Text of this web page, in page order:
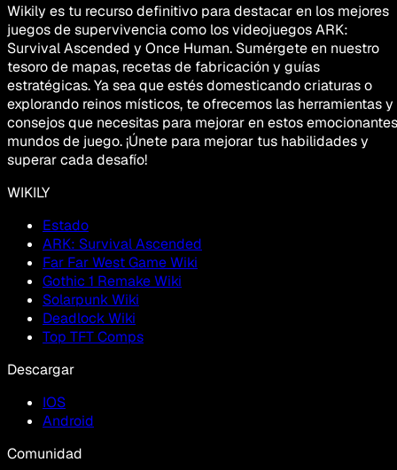
Wikily es tu recurso definitivo para destacar en los mejores
juegos de supervivencia como los videojuegos ARK:
Survival Ascended y Once Human. Sumérgete en nuestro
tesoro de mapas, recetas de fabricación y guías
estratégicas. Ya sea que estés domesticando criaturas o
explorando reinos místicos, te ofrecemos las herramientas y
consejos que necesitas para mejorar en estos emocionantes
mundos de juego. ¡Únete para mejorar tus habilidades y
superar cada desafío!
WIKILY
Estado
ARK: Survival Ascended
Far Far West Game Wiki
Gothic 1 Remake Wiki
Solarpunk Wiki
Deadlock Wiki
Top TFT Comps
Descargar
IOS
Android
Comunidad